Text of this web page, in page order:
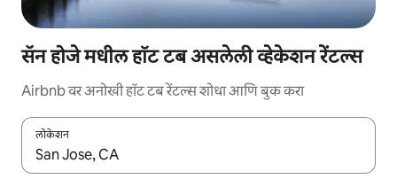
सॅन होजे मधील हॉट टब असलेली व्हेकेशन रेंटल्स
Airbnb वर अनोखी हॉट टब रेंटल्स शोधा आणि बुक करा
लोकेशन
जेव्हा परिणाम उपलब्ध असतील, तेव्हा वरच्या आणि खाली बाणांच्या किजसह